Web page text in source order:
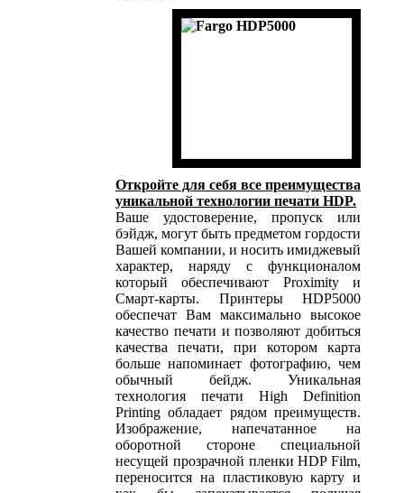
Откройте для себя все преимущества
уникальной технологии печати HDP.
Ваше удостоверение, пропуск или
бэйдж, могут быть предметом гордости
Вашей компании, и носить имиджевый
характер, наряду с функционалом
который обеспечивают Proximity и
Смарт-карты. Принтеры HDP5000
обеспечат Вам максимально высокое
качество печати и позволяют добиться
качества печати, при котором карта
больше напоминает фотографию, чем
обычный бейдж. Уникальная
технология печати High Definition
Printing обладает рядом преимуществ.
Изображение, напечатанное на
оборотной стороне специальной
несущей прозрачной пленки HDP Film,
переносится на пластиковую карту и